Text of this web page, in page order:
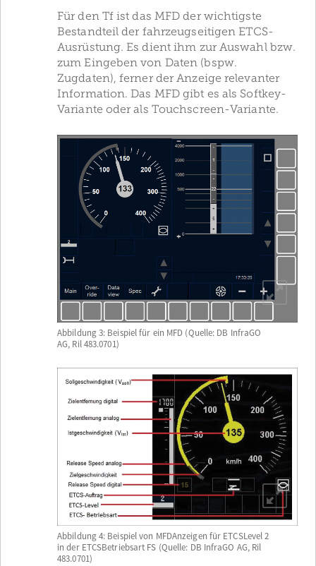
Für den Tf ist das MFD der wichtigste
Bestandteil der fahrzeugseitigen ETCS-
Ausrüstung. Es dient ihm zur Auswahl bzw.
zum Eingeben von Daten (bspw.
Zugdaten), ferner der Anzeige relevanter
Information. Das MFD gibt es als Softkey-
Variante oder als Touchscreen-Variante.
Abbildung 3: Beispiel für ein MFD (Quelle: DB InfraGO
AG, Ril 483.0701)
Abbildung 4: Beispiel von MFDAnzeigen für ETCSLevel 2
in der ETCSBetriebsart FS (Quelle: DB InfraGO AG, Ril
483.0701)